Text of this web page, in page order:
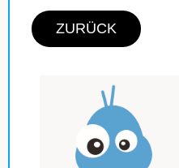
ZURÜCK